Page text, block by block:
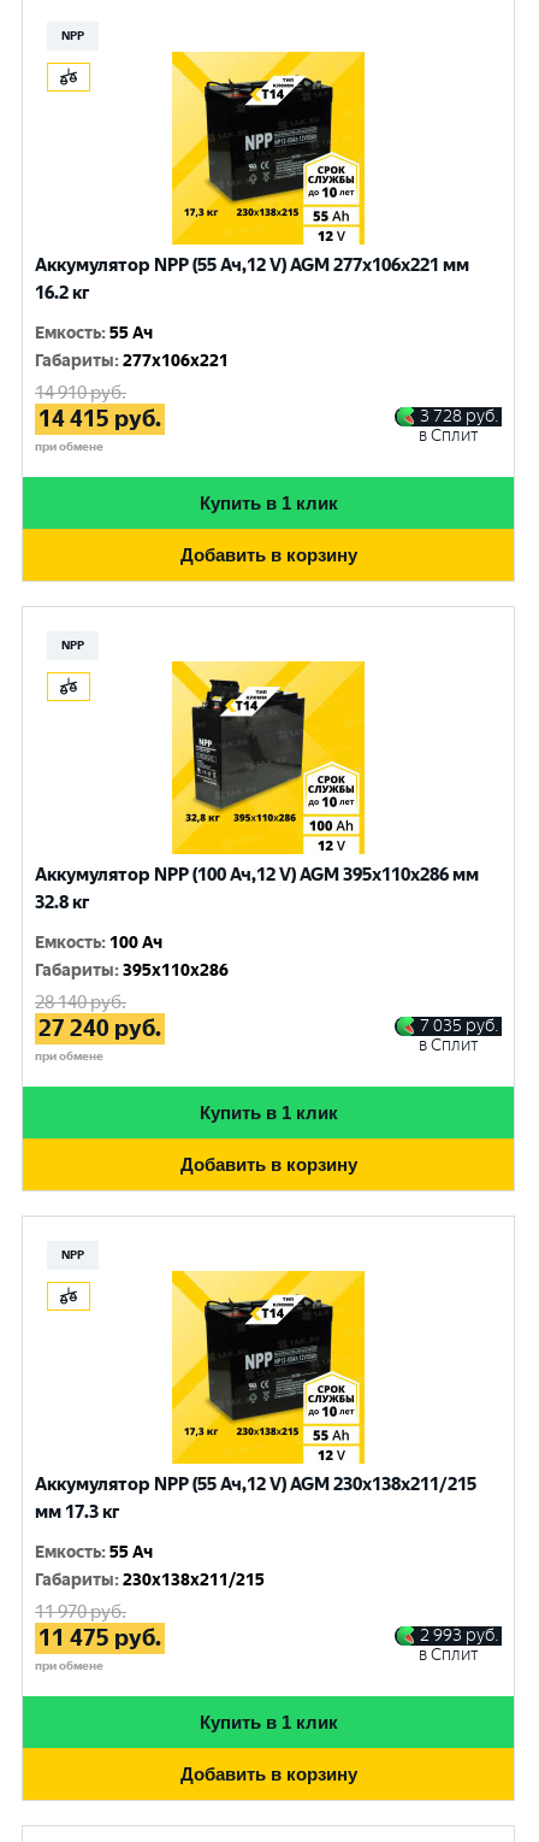
NPP
Аккумулятор NPP (55 Ач,12 V) AGM 277x106x221 мм
16.2 кг
Емкость:55 Ач
Габариты:277x106x221
14 910руб.
14 415 руб.
при обмене
3 728 руб.
в Сплит
Купить в 1 клик
Добавить в корзину
NPP
Аккумулятор NPP (100 Ач,12 V) AGM 395x110x286 мм
32.8 кг
Емкость: 100 Ач
Габариты:395x110x286
28 140руб.
27 240 руб.
при обмене
7 035 руб.
в Сплит
Купить в 1 клик
Добавить в корзину
NPP
Аккумулятор NPP (55 Ач,12 V) AGM 230x138x211/215
мм 17.3 кг
Емкость:55 Ач
Габариты:230x138x211/215
11 970руб.
11 475 руб.
при обмене
2 993 руб.
в Сплит
Купить в 1 клик
Добавить в корзину